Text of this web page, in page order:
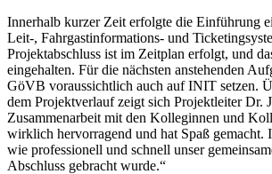
Innerhalb kurzer Zeit erfolgte die Einführung
Leit-, Fahr­gast­informations- und
Projektabschluss ist im Zeitplan erfolgt, und
eingehalten. Für die nächsten anstehenden
GöVB voraussichtlich auch auf INIT setzen.
dem Projekt­verlauf zeigt sich Projektleiter Dr.
Zusammenarbeit mit den Kolleginnen und
wirklich hervorragend und hat Spaß gemacht.
wie professionell und schnell unser
Abschluss gebracht wurde.“